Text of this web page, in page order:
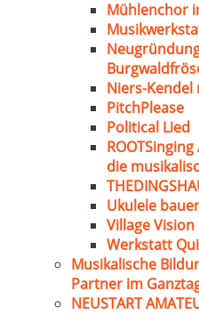
Mühlenchor
Niers-
PitchPlease
Political Lied
die
Ukulele
Village
Werkstatt
Musikalische
Partner im
NEUSTART